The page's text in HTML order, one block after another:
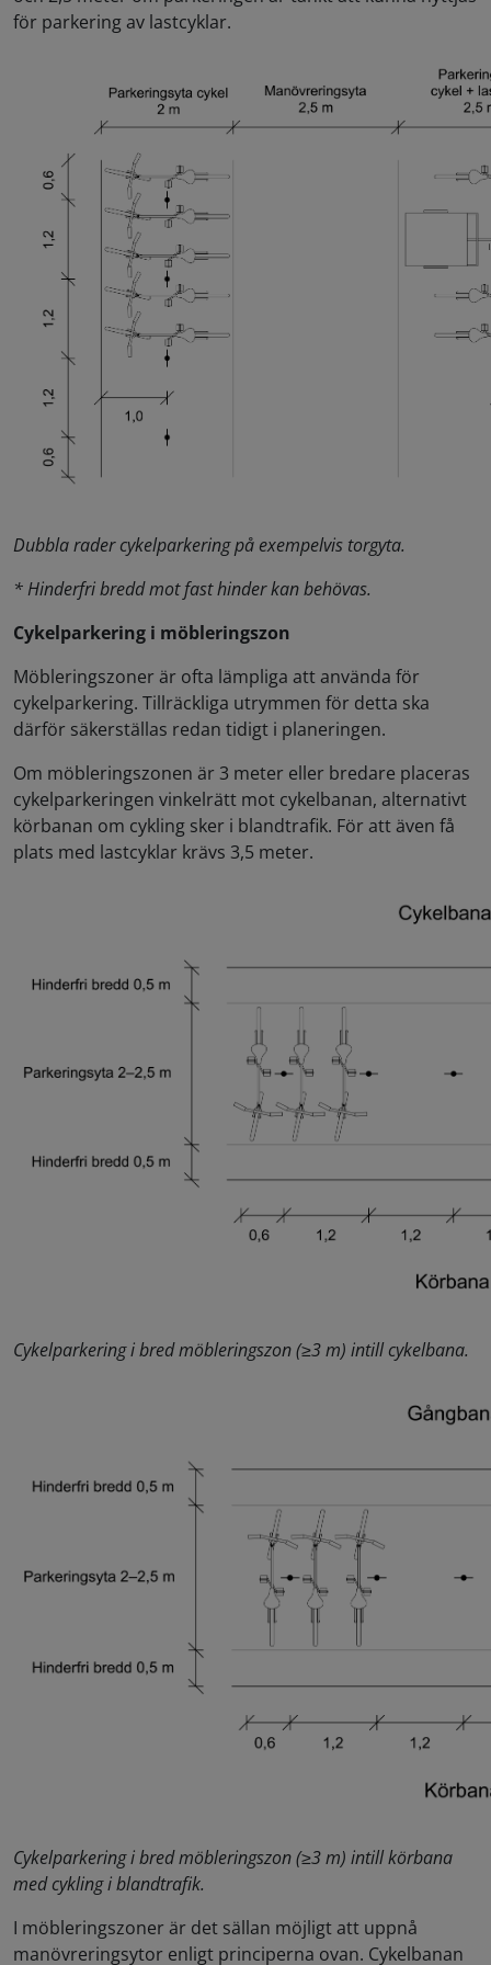
för parkering av lastcyklar.
Dubbla rader cykelparkering på exempelvis torgyta.
* Hinderfri bredd mot fast hinder kan behövas.
Cykelparkering i möbleringszon
Möbleringszoner är ofta lämpliga att använda för
cykelparkering. Tillräckliga utrymmen för detta ska
därför säkerställas redan tidigt i planeringen.
Om möbleringszonen är 3 meter eller bredare placeras
cykelparkeringen vinkelrätt mot cykelbanan, alternativt
körbanan om cykling sker i blandtrafik. För att även få
plats med lastcyklar krävs 3,5 meter.
Cykelparkering i bred möbleringszon (≥3 m) intill cykelbana.
Cykelparkering i bred möbleringszon (≥3 m) intill körbana
med cykling i blandtrafik.
I möbleringszoner är det sällan möjligt att uppnå
manövreringsytor enligt principerna ovan. Cykelbanan